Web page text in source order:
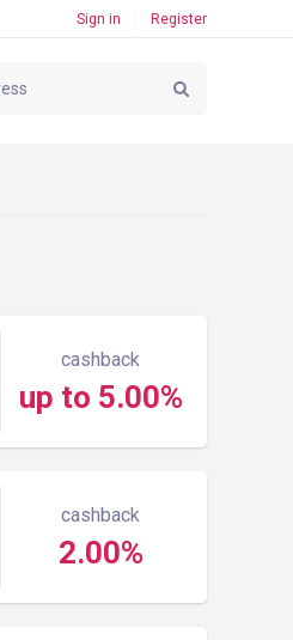
Sign in Register
cashback
up to 5.00%
cashback
2.00%